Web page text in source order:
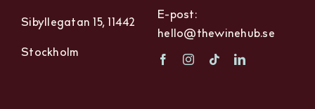
Sibyllegatan 15, 11442
Stockholm
E-post:
hello@thewinehub.se